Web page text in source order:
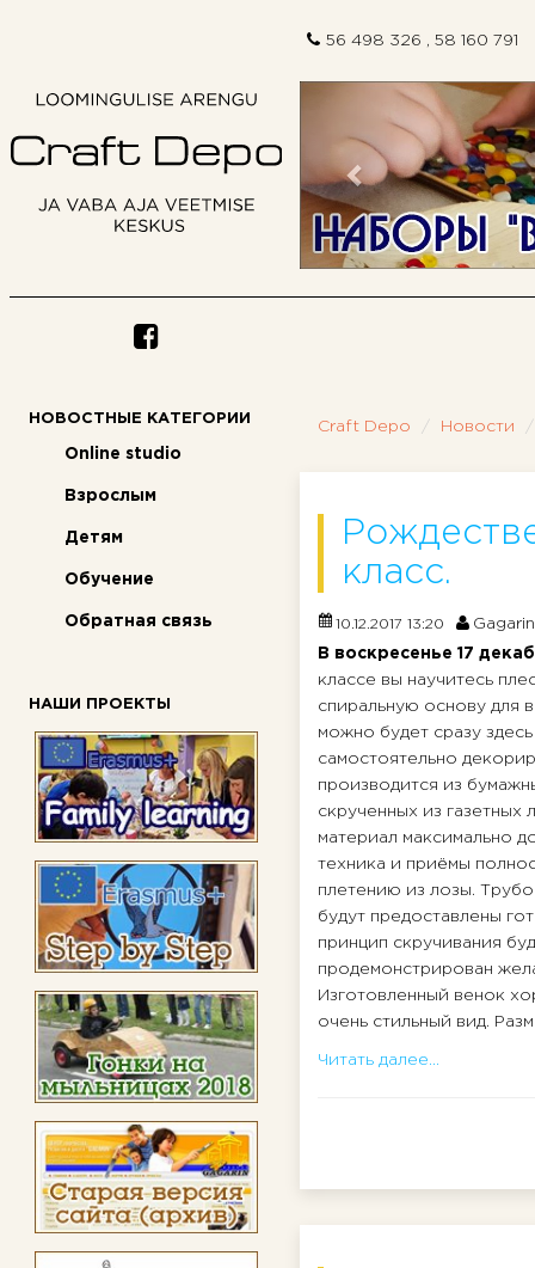
56 498 326 , 58 160 791
Предыдущий
НОВОСТНЫЕ КАТЕГОРИИ
Online studio
Взрослым
Детям
Обучение
Обратная связь
НАШИ ПРОЕКТЫ
Craft Depo Новости
класс.
10.12.2017 13:20 Gagarin
В воскресенье 17
классе вы научитесь
спиральную основу для
можно будет сразу
самостоятельно
производится из
скрученных из газетных
материал максимально
техника и приёмы
плетению из лозы.
будут предоставлены
принцип скручивания
продемонстрирован
Изготовленный венок
очень стильный вид.
Читать далее...